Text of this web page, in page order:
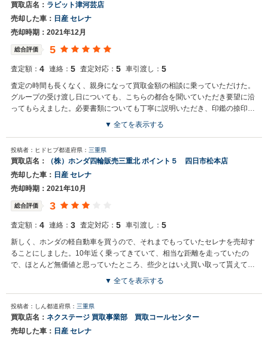
買取店名： ラビット津河芸店
売却した車： 日産 セレナ
売却時期：2021年12月
総合評価 5
査定額： 4 連絡： 5 査定対応： 5 車引渡し： 5
査定の時間も長くなく、親身になって買取金額の相談に乗っていただけた。
グループの受け渡し日についても、こちらの都合を聞いていただき要望に沿
ってもらえました。必要書類についても丁寧に説明いただき、印鑑の捺印箇
所についても分かりやすく説明していただきました。
▼ 全てを表示する
投稿者：ヒドヒブ都道府県： 三重県
買取店名：
（株）ホンダ四輪販売三重北 ポイント５ 四日市松本店
売却した車： 日産 セレナ
売却時期：2021年10月
総合評価 3
査定額： 4 連絡： 3 査定対応： 5 車引渡し： 5
新しく、ホンダの軽自動車を買うので、それまでもっていたセレナを売却す
ることにしました。10年近く乗ってきていて、相当な距離を走っていたの
で、ほとんど無価値と思っていたところ、些少とはいえ買い取って貰えて得
▼ 全てを表示する
投稿者：しん都道府県： 三重県
買取店名： ネクステージ 買取事業部 買取コールセンター
売却した車： 日産 セレナ